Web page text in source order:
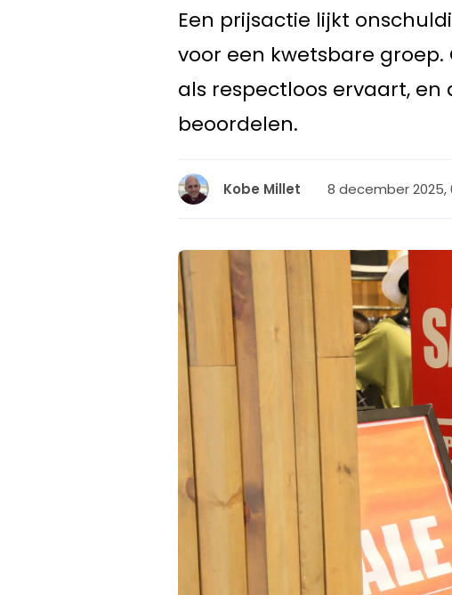
Een prijsactie lijkt
voor een kwetsbare
als respectloos ervaart,
beoordelen.
Kobe Millet 8 december 2025,